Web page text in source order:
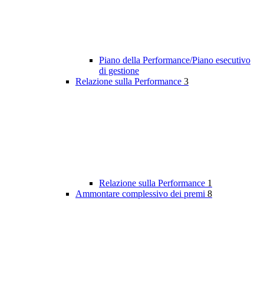
Piano della Performance/Piano esecutivo
di gestione
Relazione sulla Performance 3
Relazione sulla Performance 1
Ammontare complessivo dei premi 8